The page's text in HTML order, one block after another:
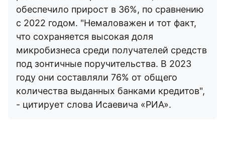
обеспечило прирост в 36%, по сравнению
с 2022 годом. "Немаловажен и тот факт,
что сохраняется высокая доля
микробизнеса среди получателей средств
под зонтичные поручительства. В 2023
году они составляли 76% от общего
количества выданных банками кредитов",
- цитирует слова Исаевича «РИА».